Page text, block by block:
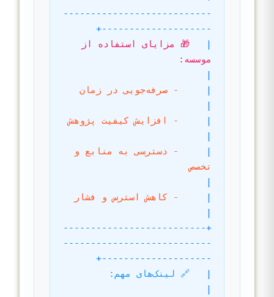
---------------------------
--------------------+
موسسه:
- صرفه‌جویی در زمان
- افزایش کیفیت پژوهش
تخصص
- کاهش استرس و فشار
+--------------------------
---------------------------
--------------------+
🔗 لینک‌های مهم: